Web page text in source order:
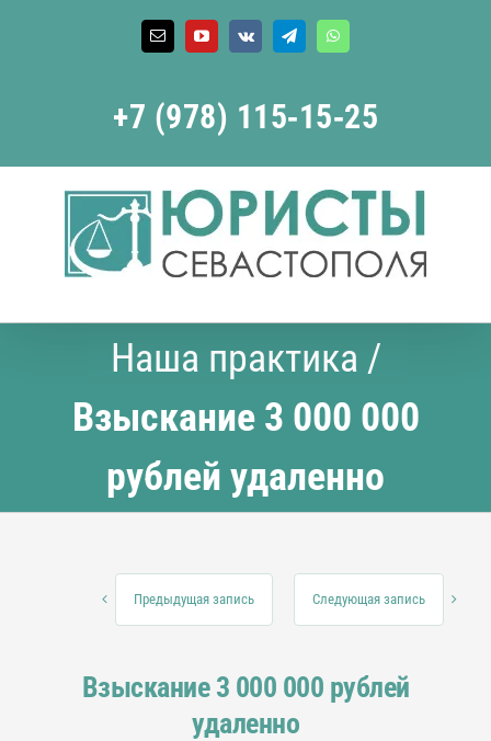
Email YouTube
Vk TelegramWhatsApp
+7 (978) 115‑15‑25
Наша практика /
Взыскание 3 000 000
рублей удаленно
Предыдущая запись Следующая запись
Взыскание 3 000 000 рублей
удаленно